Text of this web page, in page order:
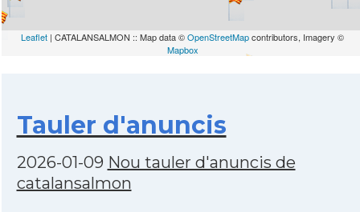
Leaflet | CATALANSALMON :: Map data ©OpenStreetMapcontributors, Imagery ©
Mapbox
Tauler d'anuncis
2026-01-09 Nou tauler d'anuncis de
catalansalmon